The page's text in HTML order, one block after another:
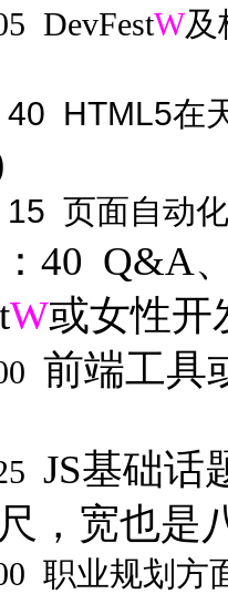
DevFestW及
40 HTML5在
15 页面自动
：40 Q&A
W或女性开
前端工具
JS基础话
，宽也是
职业规划